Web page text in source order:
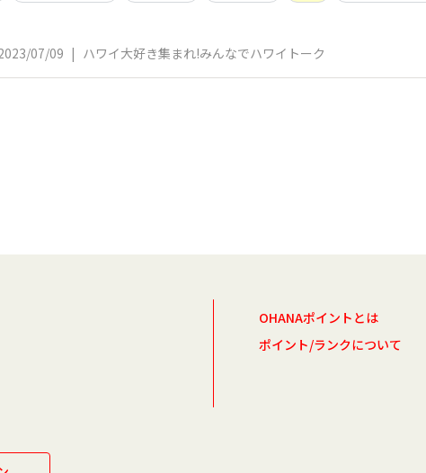
07/09 | ハワイ大好き集まれ!みんなでハワイトーク
OHANAポイントとは
ポイント/ランクについて